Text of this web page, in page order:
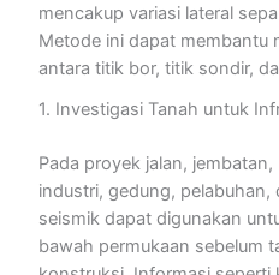
mencakup variasi lateral
Metode ini dapat membantu
antara titik bor, titik sondir,
1. Investigasi Tanah untuk
Pada proyek jalan,
industri, gedung, pelabuhan,
seismik dapat digunakan
bawah permukaan sebelum